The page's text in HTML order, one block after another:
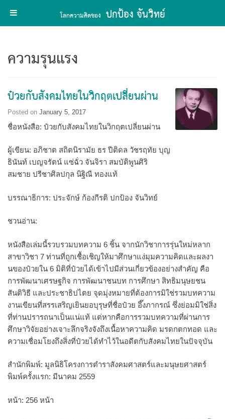
content
ความรุนแรง
ป๋วยกับสังคมไทยในวิกฤตเปลี่ยนผ่าน
Posted on January 5, 2017
ชื่อหนังสือ: ป๋วยกับสังคมไทยในวิกฤตเปลี่ยนผ่าน
ผู้เขียน: อภิชาต สถิตนิรามัย ธร ปีติดล วัชรฤทัย บุญ
ธินันท์ เบญจรัตน์ แซ่ฉั่ว จันจิรา สมบัติพูนศิริ
สมชาย ปรีชาศิลปกุล นิฐิณี ทองแท้
บรรณาธิการ: ประจักษ์ ก้องกีรติ ปกป้อง จันวิทย์
ชวนอ่าน:
หนังสือเล่มนี้รวบรวมบทความ 6 ชิ้น จากนักวิชาการรุ่นใหม่หลาก
สาขาวิชา 7 ท่านที่ถูกเชื้อเชิญให้มาศึกษาแง่มุมความคิดและผลงา
นของป๋วยใน 6 มิติที่ป๋วยได้เข้าไปมีส่วนเกี่ยวข้องอย่างสำคัญ คือ
การพัฒนาเศรษฐกิจ การพัฒนาชนบท การศึกษา สิทธิมนุษยชน
สันติวิธี และประชาธิปไตย จุดมุ่งหมายที่ต้องการมิใช่รวมบทความ
งานเขียนที่สรรเสริญเยินยอบุรุษที่ชื่อป๋วย อึ๊งภากรณ์ ซึ่งย่อมมิใช่สิ่ง
ที่ท่านปรารถนาเป็นแน่แท้ แต่หากคือการรวมบทความที่ผ่านการ
ศึกษาวิจัยอย่างเจาะลึกจริงจังถึงเนื้อหาความคิด มรดกตกทอด และ
ความเชื่อมโยงถึงสิ่งที่ป๋วยได้ทำไว้ในอดีตกับสังคมไทยในปัจจุบัน
สำนักพิมพ์: มูลนิธิโครงการตำราสังคมศาสตร์และมนุษยศาสตร์
พิมพ์ครั้งแรก: มีนาคม 2559
หน้า: 256 หน้า
โลกความคิดของ ปกป้อง จันวิทย์